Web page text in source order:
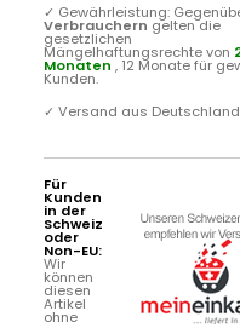
✓ Gewährleistung:
Verbrauchern gelten die
gesetzlichen
Mängelhaftungsrechte von
Monaten , 12 Monate für
Kunden.
✓ Versand aus
Für
Kunden
in der
Schweiz
oder
Non-EU:
Wir
können
diesen
Artikel
ohne